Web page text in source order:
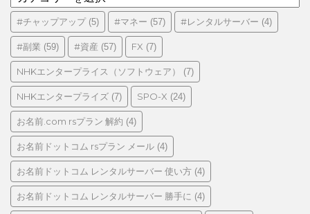
テ
ゴ
リ
ー
#チャップアップ(5) #マネー (57) #レンタルサーバー (4)
#副業 (59) #資産 (57) FX (7)
NHKエンタープライス（ソフトウェア） (7)
NHKエンタープライズ (7) SPO-X (24)
お名前.com rsプラン 解約 (4)
お名前ドットコム rsプラン メール (4)
お名前ドットコム レンタルサーバー 使い方 (4)
お名前ドットコム レンタルサーバー 勝手に (4)